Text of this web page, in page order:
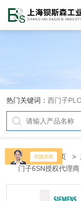
热门关键词：西门子
当前位置：首页 >
门子6SN授权代理商